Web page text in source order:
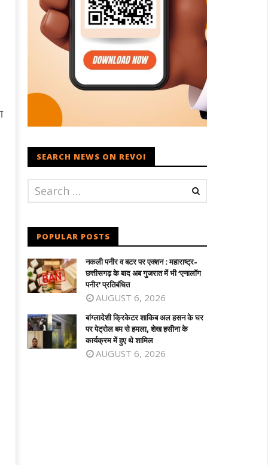
SEARCH NEWS ON REVOI
POPULAR POSTS
नकली पनीर व बटर पर एक्शन : महाराष्ट्र-
छत्तीसगढ़ के बाद अब गुजरात में भी ‘एनालॉग
पनीर’ प्रतिबंधित
AUGUST 6, 2026
बांग्लादेशी क्रिकेटर शाकिब अल हसन के घर
पर पेट्रोल बम से हमला, शेख हसीना के
कार्यक्रम में हुए थे शामिल
AUGUST 6, 2026